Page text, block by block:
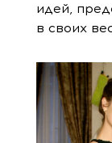
идей,
в своих